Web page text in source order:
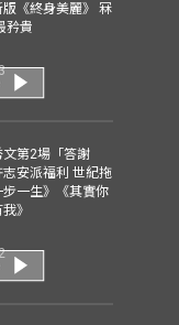
版《終身美麗》 冧
矜貴
文第2場「答謝
志安派福利 世紀拖
步一生》《其實你
》